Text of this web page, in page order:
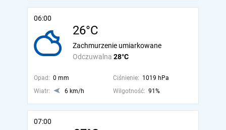
06:00
26°C
Odczuwalna 28°C
Zachmurzenie umiarkowane
Opad: 0 mm Ciśnienie: 1019 hPa
Wiatr:
6 km/h Wilgotność: 91%
07:00